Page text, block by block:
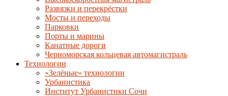
Развязки и перекрёстки
Мосты и переходы
Парковки
Порты и марины
Канатные дороги
Черноморская кольцевая автомагистраль
Технологии
«Зелёные» технологии
Урбанистика
Институт Урбанистики Сочи